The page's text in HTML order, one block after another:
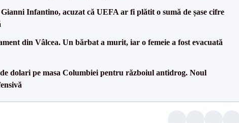
Infantino, acuzat că UEFA ar fi plătit o sumă de șase cifre
din Vâlcea. Un bărbat a murit, iar o femeie a fost evacuată
dolari pe masa Columbiei pentru războiul antidrog. Noul